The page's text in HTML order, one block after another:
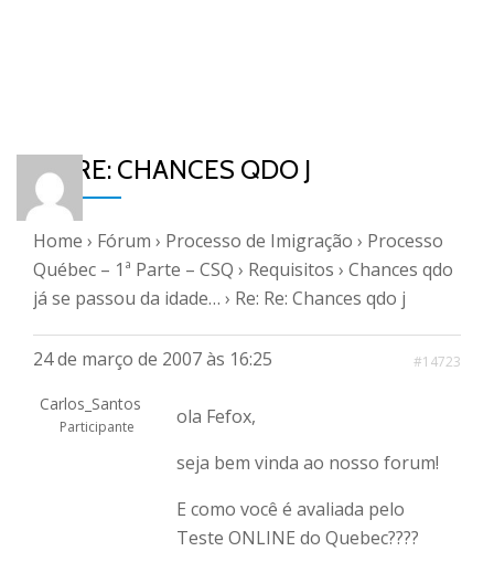
RE: RE: CHANCES QDO J
Home › Fórum › Processo de Imigração › Processo
Québec – 1ª Parte – CSQ › Requisitos › Chances qdo
já se passou da idade… › Re: Re: Chances qdo j
24 de março de 2007 às 16:25 #14723
Carlos_Santos
Participante
ola Fefox,
seja bem vinda ao nosso forum!
E como você é avaliada pelo
Teste ONLINE do Quebec????